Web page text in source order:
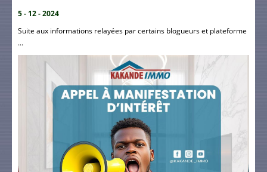
5 - 12 - 2024
Suite aux informations relayées par certains blogueurs et plateforme
...